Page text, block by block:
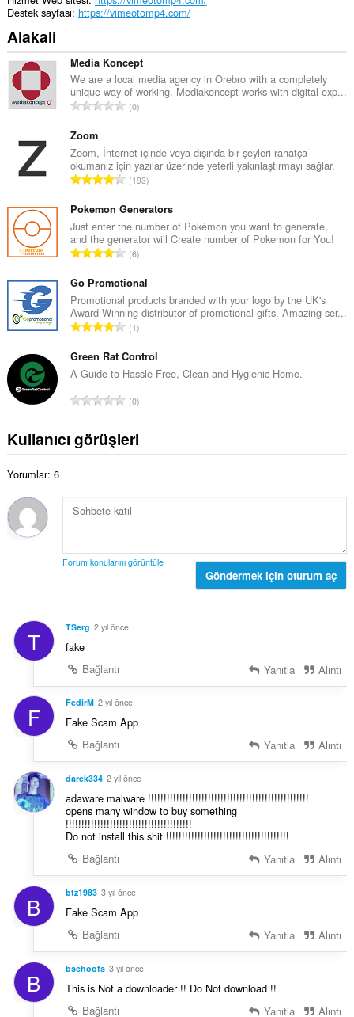
Destek sayfası https://vimeotomp4.com/
Alakali
Media Koncept
We are a local media agency in Orebro with a completely
unique way of working. Mediakoncept works with digital exp...
T
l
a
m
y
s
a
y
ı
s
ı
:
0
Zoom
Zoom, İnternet içinde veya dışında bir şeyleri rahatça
okumanız için yazılar üzerinde yeterli yakınlaştırmayı sağlar.
T
p
l
a
m
y
s
a
y
ı
s
:
193
Pokemon Generators
Just enter the number of Pokémon you want to generate,
and the generator will Create number of Pokemon for You!
T
p
a
m
y
s
a
y
s
ı
6
Go Promotional
Promotional products branded with your logo by the UK's
Award Winning distributor of promotional gifts. Amazing ser...
T
p
l
m
y
s
ı
s
1
Green Rat Control
A Guide to Hassle Free, Clean and Hygienic Home.
T
l
o
y
y
:
0
Kullanıcı görüşleri
Yorumlar: 6
Forum konularını görüntüle
Göndermek için oturum aç
T TSerg 2 yıl önce
fake
Bağlantı
Yanıtla Alıntı
F FedirM 2 yıl önce
Fake Scam App
Bağlantı
Yanıtla Alıntı
darek334 2 yıl önce
adaware malware !!!!!!!!!!!!!!!!!!!!!!!!!!!!!!!!!!!!!!!!!!!!!!!!!!!
opens many window to buy something
!!!!!!!!!!!!!!!!!!!!!!!!!!!!!!!!!!!!!!!!
Do not install this shit !!!!!!!!!!!!!!!!!!!!!!!!!!!!!!!!!!!!!!!
Bağlantı
Yanıtla Alıntı
B btz1983 3 yıl önce
Fake Scam App
Bağlantı
Yanıtla Alıntı
B bschoofs 3 yıl önce
This is Not a downloader !! Do Not download !!
Bağlantı
Yanıtla Alıntı